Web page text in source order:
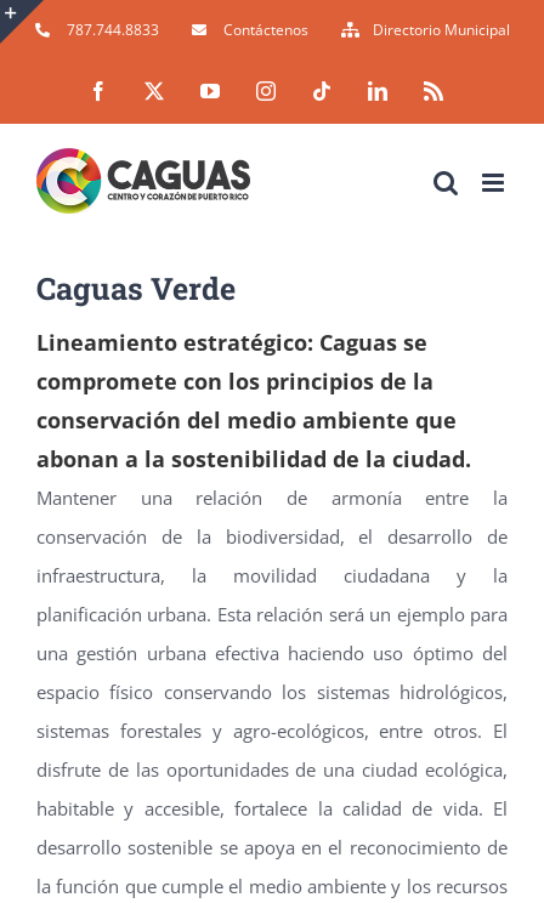
Skip
787.744.8833 Contáctenos Directorio Municipal
Facebook YouTubeInstagramTiktok LinkedIn
Caguas Verde
Lineamiento estratégico: Caguas se
compromete con los principios de la
conservación del medio ambiente que
abonan a la sostenibilidad de la ciudad.
Mantener una relación de armonía entre la
conservación de la biodiversidad, el desarrollo de
infraestructura, la movilidad ciudadana y la
planificación urbana. Esta relación será un ejemplo para
una gestión urbana efectiva haciendo uso óptimo del
espacio físico conservando los sistemas hidrológicos,
sistemas forestales y agro-ecológicos, entre otros. El
disfrute de las oportunidades de una ciudad ecológica,
habitable y accesible, fortalece la calidad de vida. El
desarrollo sostenible se apoya en el reconocimiento de
la función que cumple el medio ambiente y los recursos